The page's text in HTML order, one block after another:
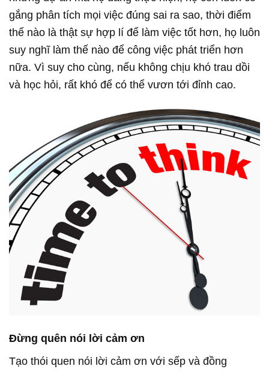
gắng phân tích mọi việc đúng sai ra sao, thời điểm
thế nào là thật sự hợp lí để làm việc tốt hơn, họ luôn
suy nghĩ làm thế nào để công việc phát triển hơn
nữa. Vì suy cho cùng, nếu không chịu khó trau dồi
và học hỏi, rất khó để có thể vươn tới đỉnh cao.
Đừng quên nói lời cảm ơn
Tạo thói quen nói lời cảm ơn với sếp và đồng